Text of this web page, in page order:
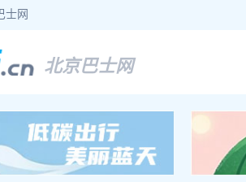
士网
北京巴士网